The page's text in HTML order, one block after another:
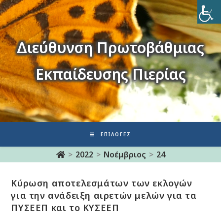
Διεύθυνση Πρωτοβάθμιας
Εκπαίδευσης Πιερίας
ΕΠΙΛΟΓΈΣ
> 2022 > Νοέμβριος > 24
Κύρωση αποτελεσμάτων των εκλογών
για την ανάδειξη αιρετών μελών για τα
ΠΥΣΕΕΠ και το ΚΥΣΕΕΠ